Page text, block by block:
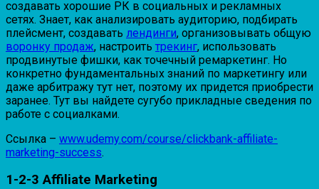
создавать хорошие РК в социальных и рекламных
сетях. Знает, как анализировать аудиторию, подбирать
плейсмент, создавать лендинги, организовывать общую
воронку продаж, настроить трекинг, использовать
продвинутые фишки, как точечный ремаркетинг. Но
конкретно фундаментальных знаний по маркетингу или
даже арбитражу тут нет, поэтому их придется приобрести
заранее. Тут вы найдете сугубо прикладные сведения по
работе с социалками.
Ссылка – www.udemy.com/course/clickbank-affiliate-
marketing-success.
1-2-3 Affiliate Marketing